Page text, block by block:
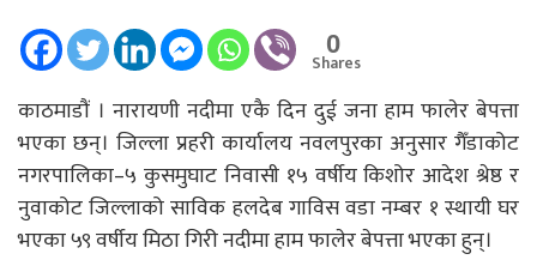
0
Shares
काठमाडौं । नारायणी नदीमा एकै दिन दुई जना हाम फालेर बेपत्ता
भएका छन्। जिल्ला प्रहरी कार्यालय नवलपुरका अनुसार गैँडाकोट
नगरपालिका–५ कुसमुघाट निवासी १५ वर्षीय किशोर आदेश श्रेष्ठ र
नुवाकोट जिल्लाको साविक हलदेब गाविस वडा नम्बर १ स्थायी घर
भएका ५९ वर्षीय मिठा गिरी नदीमा हाम फालेर बेपत्ता भएका हुन्।